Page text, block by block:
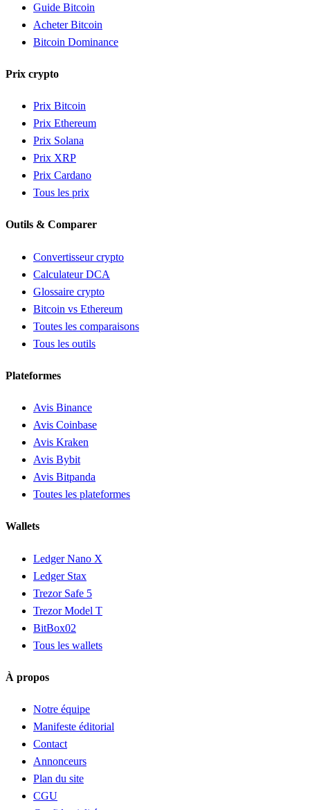
Guide Bitcoin
Acheter Bitcoin
Bitcoin Dominance
Prix crypto
Prix Bitcoin
Prix Ethereum
Prix Solana
Prix XRP
Prix Cardano
Tous les prix
Outils & Comparer
Convertisseur crypto
Calculateur DCA
Glossaire crypto
Bitcoin vs Ethereum
Toutes les comparaisons
Tous les outils
Plateformes
Avis Binance
Avis Coinbase
Avis Kraken
Avis Bybit
Avis Bitpanda
Toutes les plateformes
Wallets
Ledger Nano X
Ledger Stax
Trezor Safe 5
Trezor Model T
BitBox02
Tous les wallets
À propos
Notre équipe
Manifeste éditorial
Contact
Annonceurs
Plan du site
CGU